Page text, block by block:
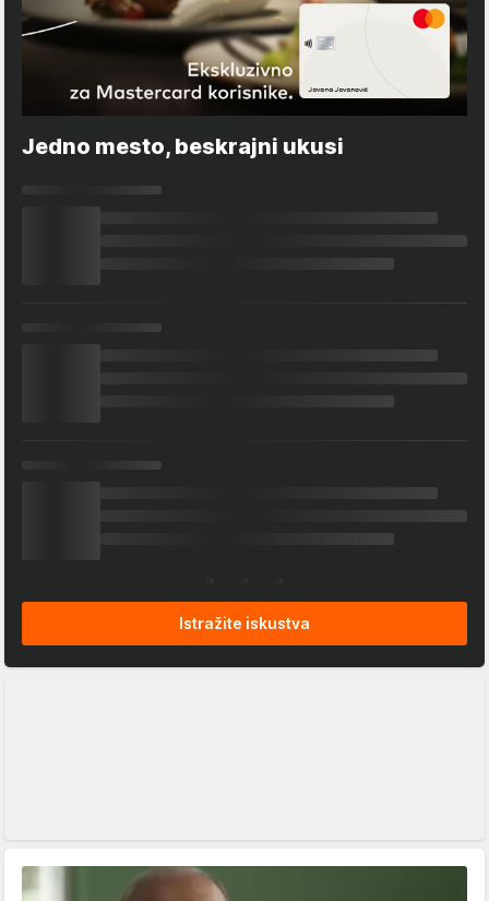
Jedno mesto, beskrajni ukusi
Istražite iskustva